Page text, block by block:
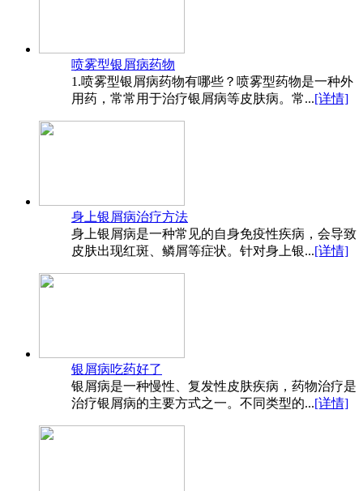
喷雾型银屑病药物
1.喷雾型银屑病药物有哪些？喷雾型药物是一种外
用药，常常用于治疗银屑病等皮肤病。常...[详情]
身上银屑病治疗方法
身上银屑病是一种常见的自身免疫性疾病，会导致
皮肤出现红斑、鳞屑等症状。针对身上银...[详情]
银屑病吃药好了
银屑病是一种慢性、复发性皮肤疾病，药物治疗是
治疗银屑病的主要方式之一。不同类型的...[详情]